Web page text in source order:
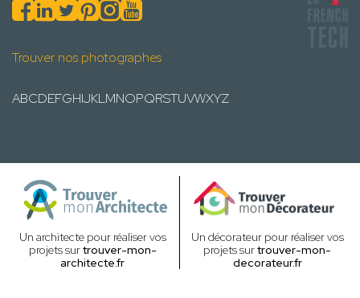
Trouver nos photographes
ABCDEFGHIJKLMNOPQRSTUVWXYZ
Un architecte pour réaliser vos
projets surtrouver-mon-
architecte.fr
Un décorateur pour réaliser vos
projets surtrouver-mon-
decorateur.fr